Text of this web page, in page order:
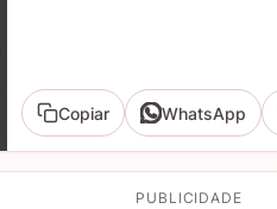
Copiar WhatsApp
PUBLICIDADE